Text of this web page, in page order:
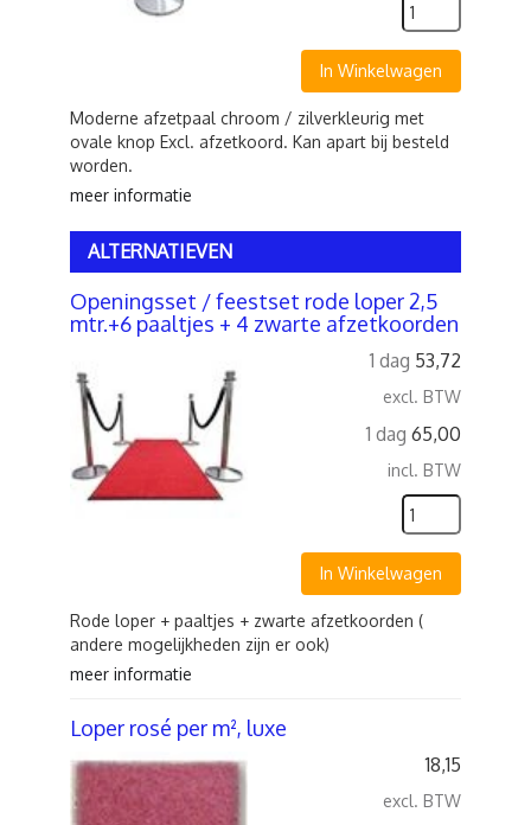
In Winkelwagen
Moderne afzetpaal chroom / zilverkleurig met
ovale knop Excl. afzetkoord. Kan apart bij besteld
worden.
meer informatie
ALTERNATIEVEN
Openingsset / feestset rode loper 2,5
mtr.+6 paaltjes + 4 zwarte afzetkoorden
1 dag 53,72
excl. BTW
1 dag 65,00
incl. BTW
In Winkelwagen
Rode loper + paaltjes + zwarte afzetkoorden (
andere mogelijkheden zijn er ook)
meer informatie
Loper rosé per m², luxe
18,15
excl. BTW